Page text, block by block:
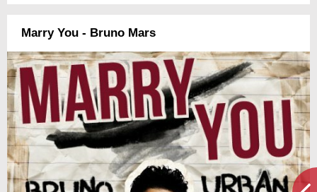
Marry You - Bruno Mars